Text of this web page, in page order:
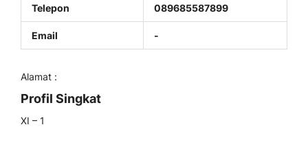
Telepon 089685587899
Email -
Alamat :
Profil Singkat
XI – 1